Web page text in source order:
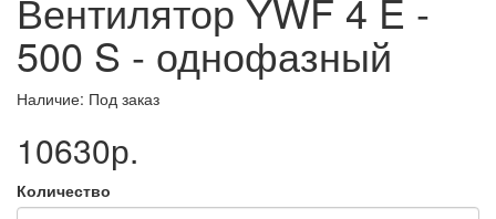
Вентилятор YWF 4 E -
500 S - однофазный
Наличие: Под заказ
10630р.
Количество